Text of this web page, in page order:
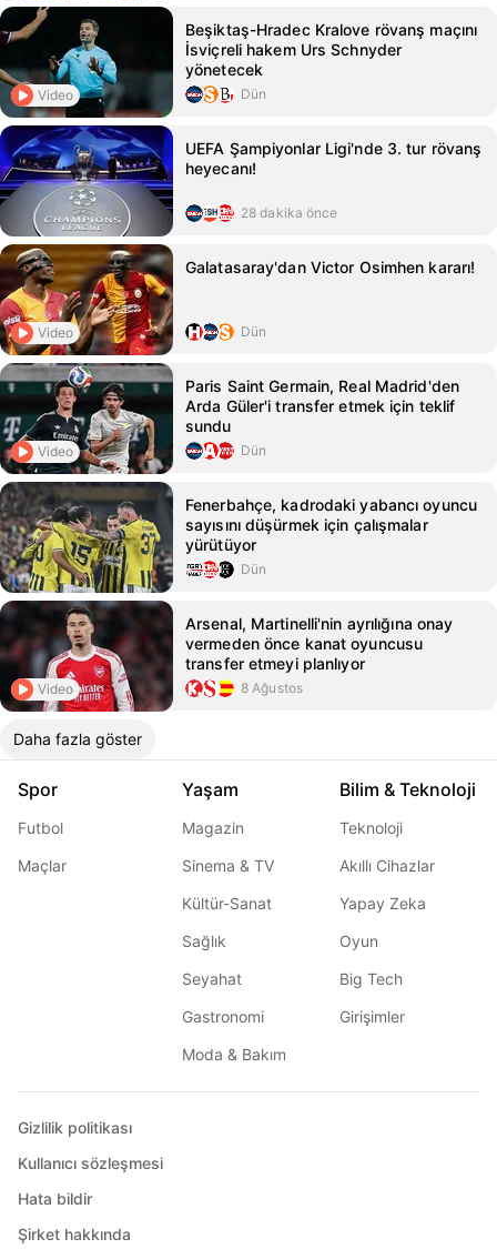
Video
Beşiktaş-Hradec Kralove rövanş maçını
İsviçreli hakem Urs Schnyder
yönetecek
Dün
UEFA Şampiyonlar Ligi'nde 3. tur rövanş
heyecanı!
28 dakika önce
Video
Galatasaray'dan Victor Osimhen kararı!
Dün
Video
Paris Saint Germain, Real Madrid'den
Arda Güler'i transfer etmek için teklif
sundu
Dün
Fenerbahçe, kadrodaki yabancı oyuncu
sayısını düşürmek için çalışmalar
yürütüyor
Dün
Video
Arsenal, Martinelli'nin ayrılığına onay
vermeden önce kanat oyuncusu
transfer etmeyi planlıyor
8 Ağustos
Daha fazla göster
Spor
Futbol
Maçlar
Yaşam
Magazin
Sinema & TV
Kültür-Sanat
Sağlık
Seyahat
Gastronomi
Moda & Bakım
Bilim & Teknoloji
Teknoloji
Akıllı Cihazlar
Yapay Zeka
Oyun
Big Tech
Girişimler
Gizlilik politikası
Kullanıcı sözleşmesi
Hata bildir
Şirket hakkında